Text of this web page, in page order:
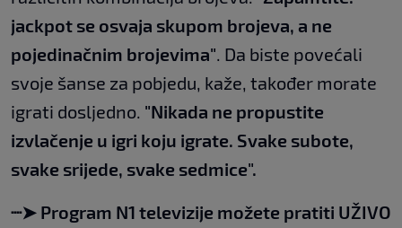
jackpot se osvaja skupom brojeva, a ne
pojedinačnim brojevima" . Da biste povećali
svoje šanse za pobjedu, kaže, također morate
igrati dosljedno. "Nikada ne propustite
izvlačenje u igri koju igrate. Svake subote,
svake srijede, svake sedmice".
┈➤ Program N1 televizije možete pratiti UŽIVO